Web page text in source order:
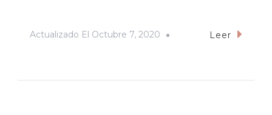
Actualizado El Octubre 7, 2020 Leer